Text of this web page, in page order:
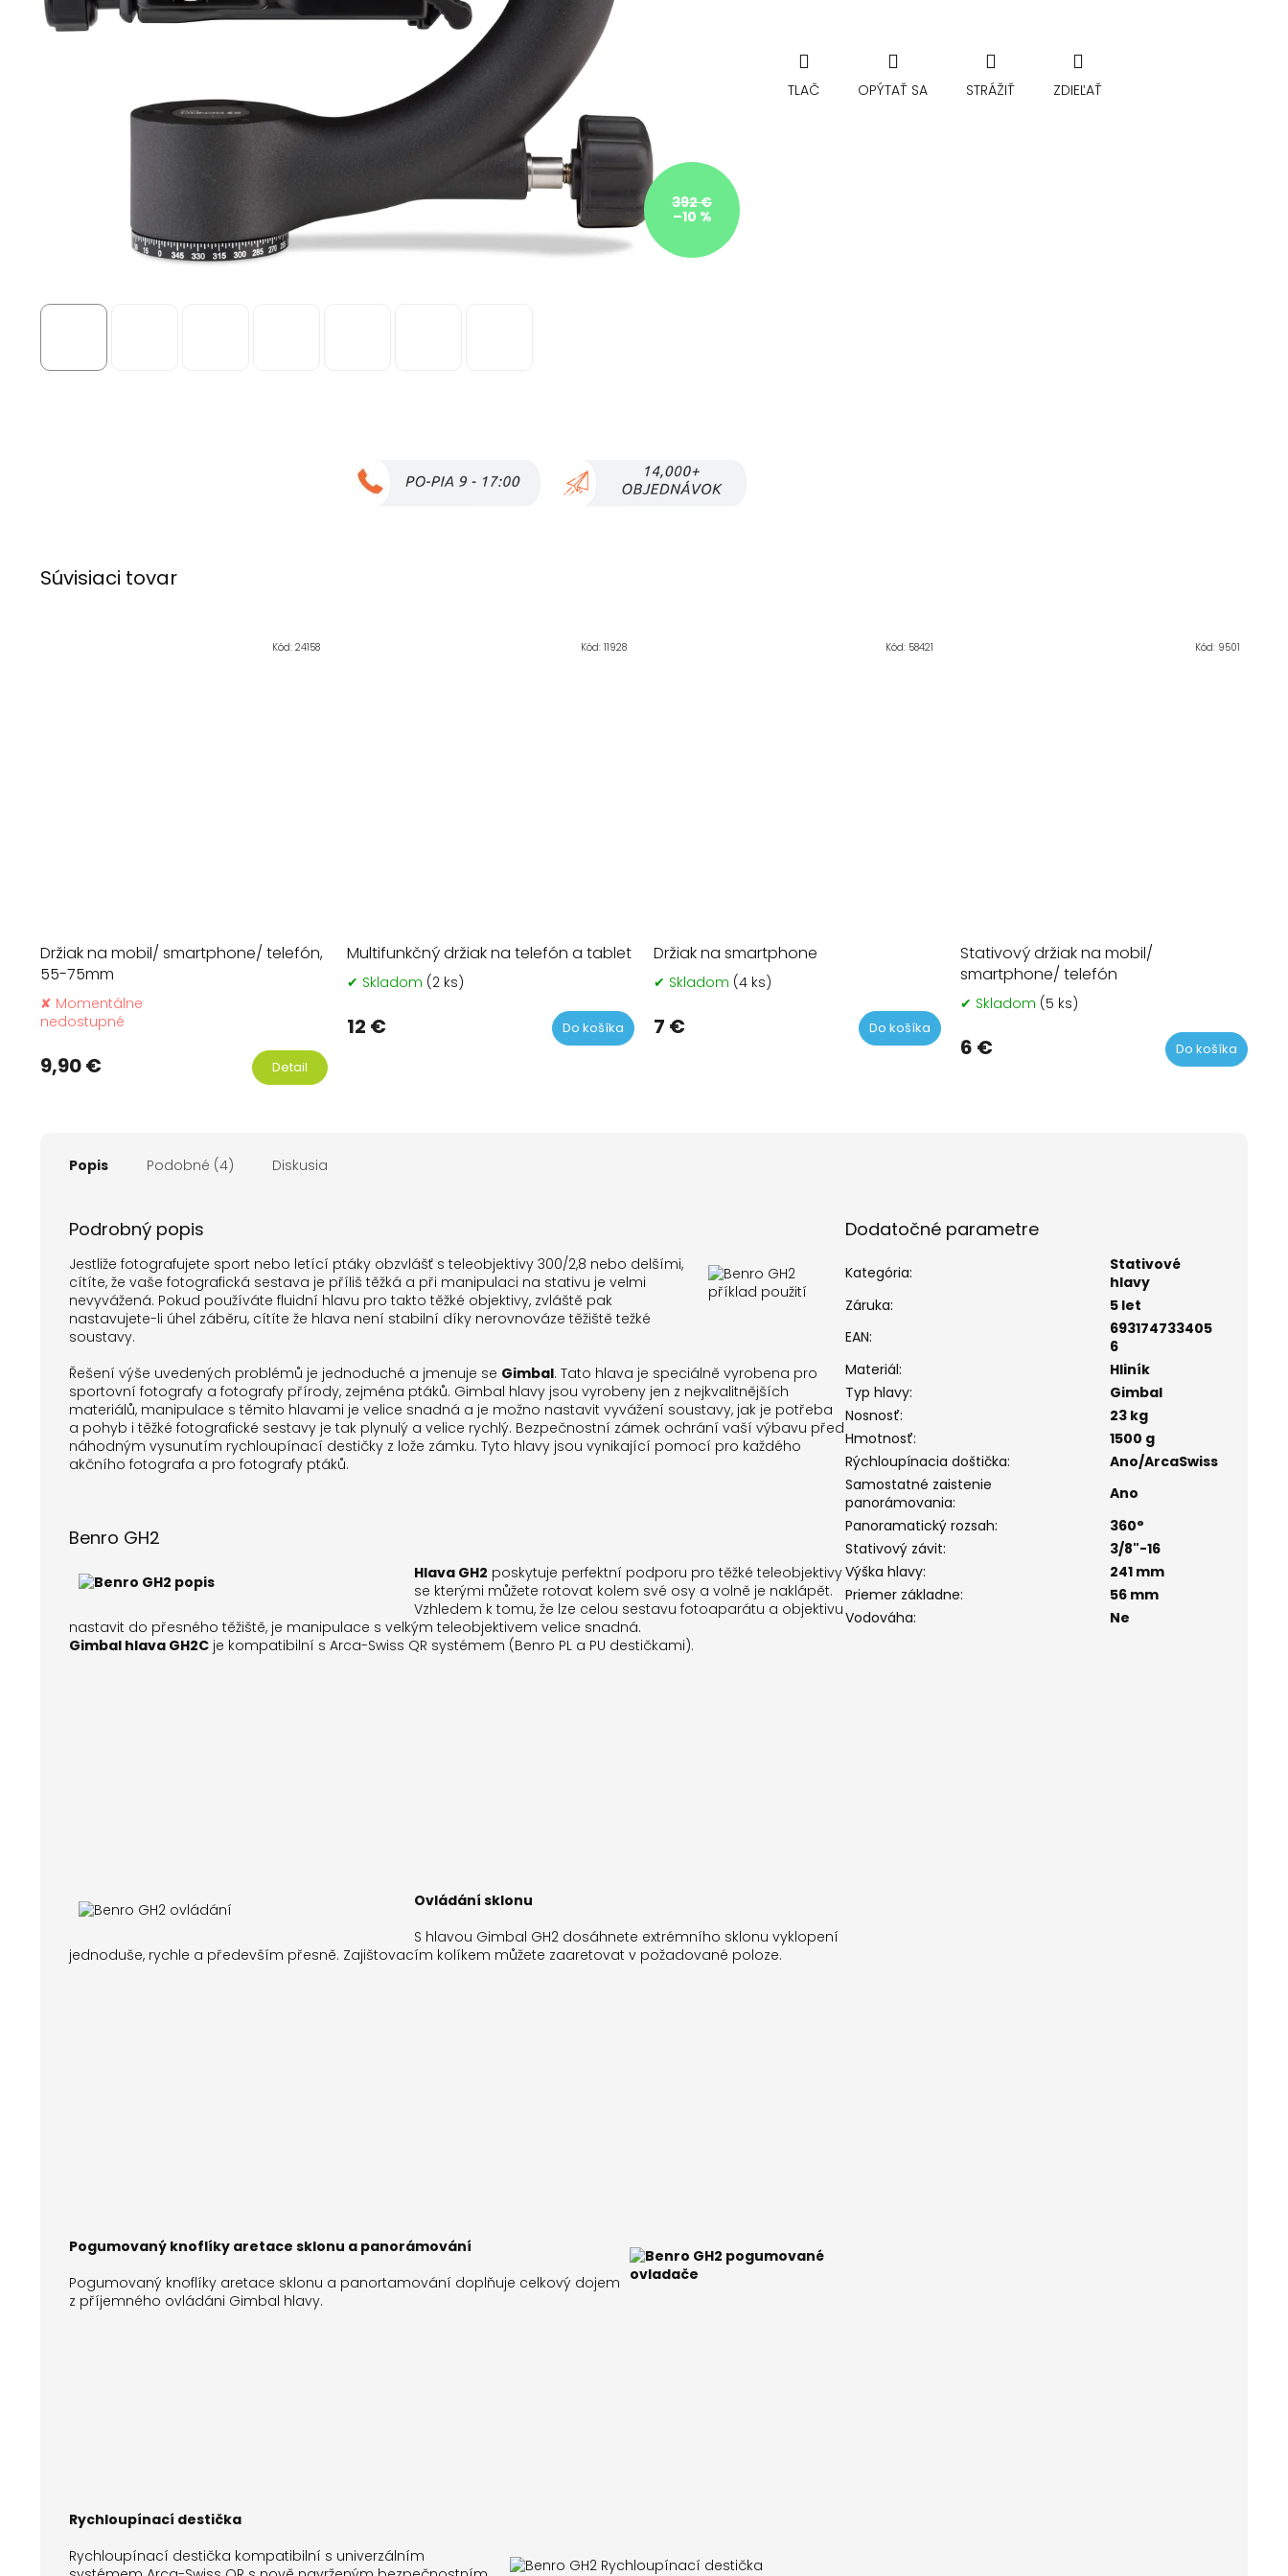
392 €
–10 %
TLAČ OPÝTAŤ SA STRÁŽIŤ ZDIEĽAŤ
Súvisiaci tovar
Držiak na mobil/ smartphone/ telefón,
55-75mm
produktu
✘ Momentálne
nedostupné
9,90 € Detail
Kód: 24158
Multifunkčný držiak na telefón a tablet
✔ Skladom (2 ks)
12 € Do košíka
Kód: 11928
Držiak na smartphone
produktu
✔ Skladom (4 ks)
7 € Do košíka
Kód: 58421
Stativový držiak na mobil/
smartphone/ telefón
produktu
✔ Skladom (5 ks)
6 € Do košíka
Kód: 9501
Popis Podobné (4) Diskusia
Podrobný popis
Jestliže fotografujete sport nebo letící ptáky obzvlášť s teleobjektivy 300/2,8 nebo delšími,
cítíte, že vaše fotografická sestava je příliš těžká a při manipulaci na stativu je velmi
nevyvážená. Pokud používáte fluidní hlavu pro takto těžké objektivy, zvláště pak
nastavujete-li úhel záběru, cítíte že hlava není stabilní díky nerovnováze těžiště težké
soustavy.
Řešení výše uvedených problémů je jednoduché a jmenuje se Gimbal. Tato hlava je speciálně vyrobena pro
sportovní fotografy a fotografy přírody, zejména ptáků. Gimbal hlavy jsou vyrobeny jen z nejkvalitnějších
materiálů, manipulace s těmito hlavami je velice snadná a je možno nastavit vyvážení soustavy, jak je potřeba
a pohyb i těžké fotografické sestavy je tak plynulý a velice rychlý. Bezpečnostní zámek ochrání vaší výbavu před
náhodným vysunutím rychloupínací destičky z lože zámku. Tyto hlavy jsou vynikající pomocí pro každého
akčního fotografa a pro fotografy ptáků.
Benro GH2
Hlava GH2 poskytuje perfektní podporu pro těžké teleobjektivy
se kterými můžete rotovat kolem své osy a volně je naklápět.
Vzhledem k tomu, že lze celou sestavu fotoaparátu a objektivu
nastavit do přesného těžiště, je manipulace s velkým teleobjektivem velice snadná.
Gimbal hlava GH2C je kompatibilní s Arca-Swiss QR systémem (Benro PL a PU destičkami).
Ovládání sklonu
S hlavou Gimbal GH2 dosáhnete extrémního sklonu vyklopení
jednoduše, rychle a především přesně. Zajištovacím kolíkem můžete zaaretovat v požadované poloze.
Pogumovaný knoflíky aretace sklonu a panorámování
Pogumovaný knoflíky aretace sklonu a panortamování doplňuje celkový dojem
z příjemného ovládáni Gimbal hlavy.
Rychloupínací destička
Rychloupínací destička kompatibilní s univerzálním
Dodatočné parametre
Kategória:
Stativové
hlavy
Záruka:
5 let
EAN:
693174733405
6
Materiál:
Hliník
Typ hlavy:
Gimbal
Nosnosť:
23 kg
Hmotnosť:
1500 g
Rýchloupínacia doštička:
Ano/ArcaSwiss
Samostatné zaistenie
panorámovania:
Ano
Panoramatický rozsah:
360°
Stativový závit:
3/8"-16
Výška hlavy:
241 mm
Priemer základne:
56 mm
Vodováha: Ne